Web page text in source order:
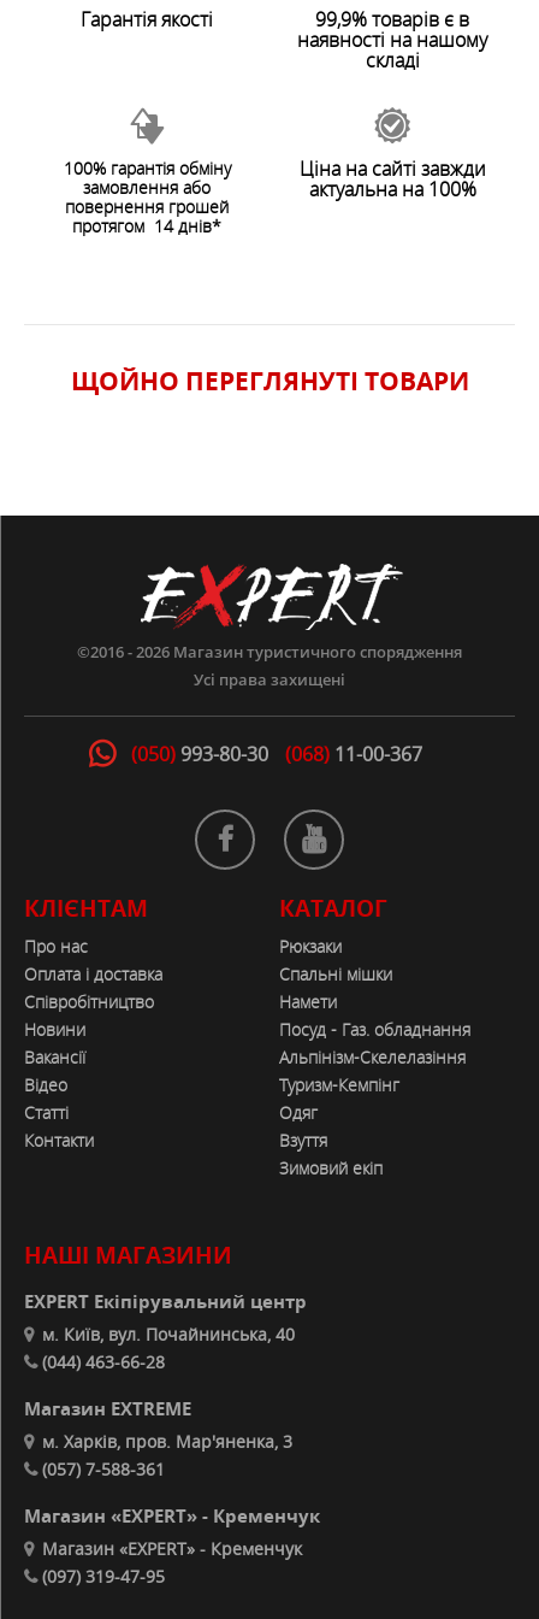
Гарантія якості 99,9% товарів є в
наявності на нашому
складі
100% гарантія обміну
замовлення або
повернення грошей
протягом 14 днів*
Ціна на сайті завжди
актуальна на 100%
ЩОЙНО ПЕРЕГЛЯНУТI ТОВАРИ
©2016 - 2026 Магазин туристичного спорядження
Усі права захищені
(050) 993-80-30 (068) 11-00-367
КЛІЄНТАМ
Про нас
Оплата і доставка
Співробітництво
Новини
Вакансії
Відео
Статті
Контакти
КАТАЛОГ
Рюкзаки
Спальні мішки
Намети
Посуд - Газ. обладнання
Альпінізм-Скелелазіння
Туризм-Кемпінг
Одяг
Взуття
Зимовий екіп
НАШІ МАГАЗИНИ
EXPERT Екіпірувальний центр
м. Київ, вул. Почайнинська, 40
(044) 463-66-28
Магазин EXTREME
м. Харків, пров. Мар'яненка, 3
(057) 7-588-361
Магазин «EXPERT» - Кременчук
Магазин «EXPERT» - Кременчук
(097) 319-47-95